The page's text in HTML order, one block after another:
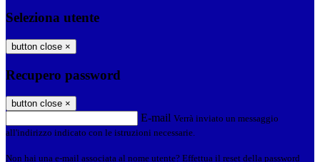
Seleziona utente
button close ×
Recupero password
button close ×
E-mail Verrà inviato un messaggio
all'indirizzo indicato con le istruzioni necessarie.
Non hai una e-mail associata al nome utente? Effettua il reset della password